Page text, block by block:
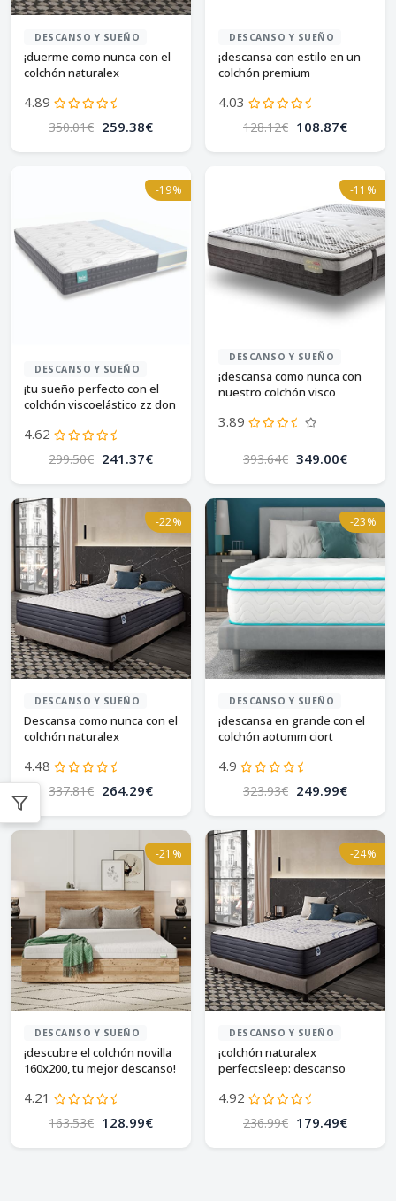
DESCANSO Y SUEÑO
¡duerme como nunca con el
colchón naturalex
4.89
350.01€ 259.38€
DESCANSO Y SUEÑO
¡descansa con estilo en un
colchón premium
4.03
128.12€ 108.87€
-19%
DESCANSO Y SUEÑO
¡tu sueño perfecto con el
colchón viscoelástico zz don
4.62
299.50€ 241.37€
-11%
DESCANSO Y SUEÑO
¡descansa como nunca con
nuestro colchón visco
3.89
393.64€ 349.00€
-22%
DESCANSO Y SUEÑO
Descansa como nunca con el
colchón naturalex
4.48
337.81€ 264.29€
-23%
DESCANSO Y SUEÑO
¡descansa en grande con el
colchón aotumm ciort
4.9
323.93€ 249.99€
-21%
DESCANSO Y SUEÑO
¡descubre el colchón novilla
160x200, tu mejor descanso!
4.21
163.53€ 128.99€
-24%
DESCANSO Y SUEÑO
¡colchón naturalex
perfectsleep: descanso
4.92
236.99€ 179.49€